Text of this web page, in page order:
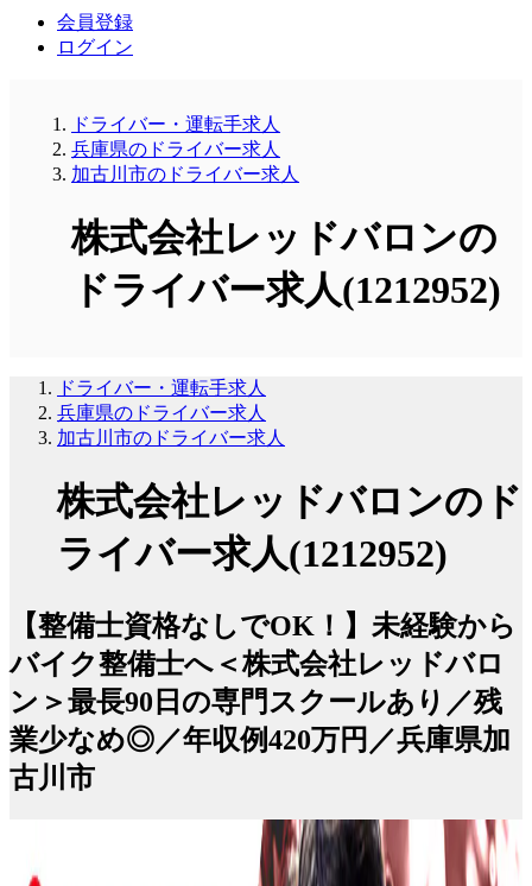
会員登録
ログイン
ドライバー・運転手求人
兵庫県のドライバー求人
加古川市のドライバー求人
株式会社レッドバロンの
ドライバー求人(1212952)
ドライバー・運転手求人
兵庫県のドライバー求人
加古川市のドライバー求人
株式会社レッドバロンのド
ライバー求人(1212952)
【整備士資格なしでOK！】未経験から
バイク整備士へ＜株式会社レッドバロ
ン＞最長90日の専門スクールあり／残
業少なめ◎／年収例420万円／兵庫県加
古川市